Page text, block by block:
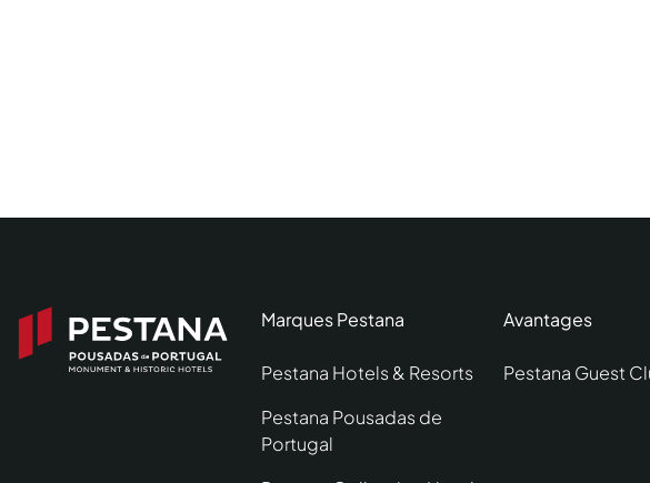
Marques Pestana
Pestana Hotels & Resorts
Pestana Pousadas de
Portugal
Avantages
Pestana Guest